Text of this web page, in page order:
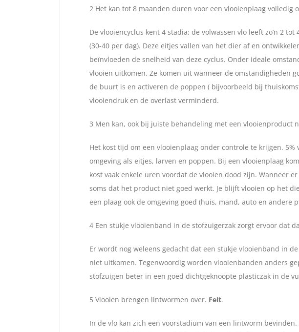
2 Het kan tot 8 maanden duren voor een vlooienplaag volledig
De vlooiencyclus kent 4 stadia; de volwassen vlo leeft zo’n 2
(30-40 per dag). Deze eitjes vallen van het dier af en
beïnvloeden de snelheid van deze cyclus. Onder ideale
vlooien uitkomen. Ze komen uit wanneer de omstandigheden
de buurt is en activeren de poppen ( bijvoorbeeld bij
vlooiendruk en de overlast verminderd.
3 Men kan, ook bij juiste behandeling met een vlooienproduct
Het kost tijd om een vlooienplaag onder controle te krijgen.
omgeving als eitjes, larven en poppen. Bij een vlooienplaag
kost vaak enkele uren voordat de vlooien dood zijn. Wanneer
soms dat het product niet goed werkt. Je blijft vlooien op het
een plaag ook de omgeving goed (huis, mand, auto en andere
4 Een stukje vlooienband in de stofzuigerzak zorgt ervoor dat
Er wordt nog weleens gedacht dat een stukje vlooienband in
niet uitkomen. Tegenwoordig worden vlooienbanden anders
stofzuigen beter in een goed dichtgeknoopte plasticzak in de
5 Vlooien brengen lintwormen over. Feit.
In de vlo kan zich een voorstadium van een lintworm